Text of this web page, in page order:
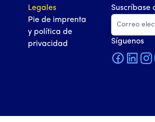
Legales
Pie de imprenta
y política de
privacidad
Suscríbase
Síguenos